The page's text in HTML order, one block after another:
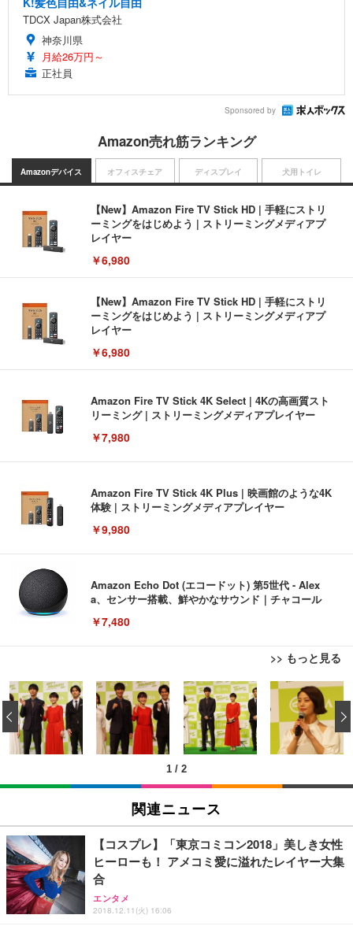
TDCX Japan株式会社
神奈川県
月給26万円～
正社員
Sponsored by
Amazon売れ筋ランキング
Amazonデバイス
【New】Amazon Fire TV Stick HD | 手軽にストリ
ーミングをはじめよう | ストリーミングメディアプ
レイヤー
￥6,980
【New】Amazon Fire TV Stick HD | 手軽にストリ
ーミングをはじめよう | ストリーミングメディアプ
レイヤー
￥6,980
Amazon Fire TV Stick 4K Select | 4Kの高画質スト
リーミング | ストリーミングメディアプレイヤー
￥7,980
Amazon Fire TV Stick 4K Plus | 映画館のような4K
体験 | ストリーミングメディアプレイヤー
￥9,980
Amazon Echo Dot (エコードット) 第5世代 - Alex
a、センサー搭載、鮮やかなサウンド｜チャコール
￥7,480
>> もっと見る
オフィスチェア
[EdoErgo] オフィスチェア 椅子 テレワーク 疲れな
い 跳ね上げ式アームレスト コンパクト 約105度ロッ
キング pc 事務椅子 360度回転 座面昇降 強化ナイロ
ン樹脂ベース 通気性メッシュ 在宅ワーク H-WY01
(黒網+黒枠+黒足)
￥5,699
SIHOO B100 オフィスチェア／デスクチェア メッシ
ュチェア 人間工学 疲れない ブラック
￥27,999
Sezlife オフィスチェア デスクチェア 疲れない テレ
ワーク チェア 強化バックレスト 30度ロッキング機
能 人間工学 椅子 腰サポート 90度跳ね上げ式アーム
レスト 3Dヘッドレスト ハンガー付き 高反発クッシ
ディスプレイ
EIZO ビジネス向けプレミアムモニター | FlexScan
EV3240X-WT | 31.5型4K UHD・USB Type-C・ホワ
イト
￥105,595
EIZO ビジネス向けプレミアムモニター | FlexScan
￥109,572
【純正品】27"ゲーミングモニター DualSense 充電
フック付き（CFI-ZDM1J）
￥49,979
犬用トイレ
Amazonベーシック ペットシーツ 薄型 レギュラー 1
回使い捨て 無香料 ホワイト 300枚
￥3,373
Amazonベーシック ペットシーツ 厚型 ワイド 42枚
x2袋(84枚) ホワイト(吸収面:ライトブルー)
￥3,234
ネオ・ルーライフ ネオ・オムツ L 中型犬用 26枚入
り 単品
￥1,800
1 / 2
‹
関連ニュース
【コスプレ】「東京コミコン2018」美しき女性
ヒーローも！ アメコミ愛に溢れたレイヤー大集
合
エンタメ
2018.12.11(火) 16:06